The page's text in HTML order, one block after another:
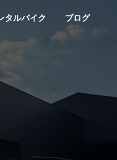
タルバイク ブログ